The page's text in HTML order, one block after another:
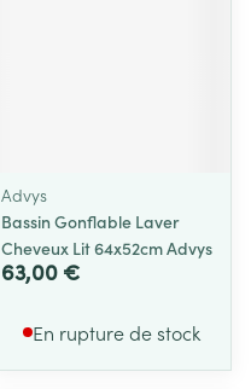
Advys
Bassin Gonflable Laver
Cheveux Lit 64x52cm Advys
63,00 €
En rupture de stock